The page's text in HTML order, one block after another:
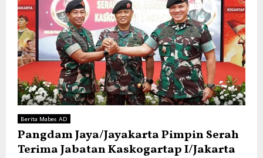
Berita Mabes AD
Pangdam Jaya/Jayakarta Pimpin Serah
Terima Jabatan Kaskogartap I/Jakarta